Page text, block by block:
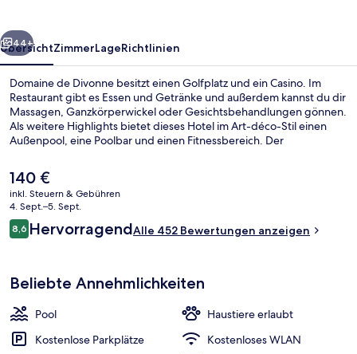
Weiter
44+
ÜbersichtZimmerLageRichtlinien
Domaine de Divonne besitzt einen Golfplatz und ein Casino. Im
Restaurant gibt es Essen und Getränke und außerdem kannst du dir
Massagen, Ganzkörperwickel oder Gesichtsbehandlungen gönnen.
Als weitere Highlights bietet dieses Hotel im Art-déco-Stil einen
Außenpool, eine Poolbar und einen Fitnessbereich. Der
Bewertungen von anderen Reisenden.
Der
aktuelle
Preis
beträgt
140 €.
140 €
inkl. Steuern & Gebühren
4. Sept.–5. Sept.
Bewertungen
8,68,6 von 10.
HervorragendAlle 452 Bewertungen anzeigen
Beliebte Annehmlichkeiten
Pool
Haustiere erlaubt
Kostenlose Parkplätze
Kostenloses WLAN